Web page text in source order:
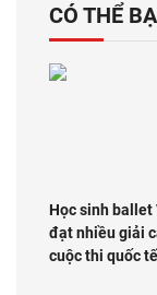
CÓ THỂ
Học sinh ballet
đạt nhiều giải
cuộc thi quốc